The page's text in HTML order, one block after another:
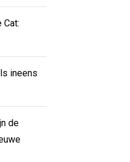
Cat:
ineens
de